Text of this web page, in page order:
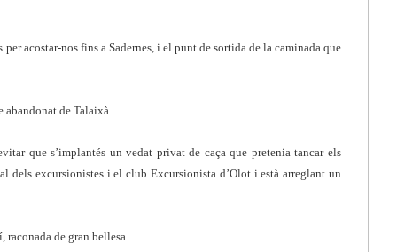
acostar-nos fins a Sadernes, i el punt de sortida de la caminada que
de Talaixà.
que s’implantés un vedat privat de caça que pretenia tancar els
dels excursionistes i el club Excursionista d’Olot i està arreglant un
raconada de gran bellesa.